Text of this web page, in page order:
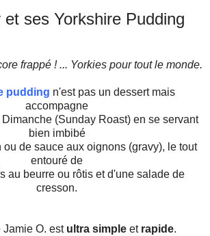
ses Yorkshire Pudding
frappé ! ... Yorkies pour tout le monde.
pudding n'est pas un dessert mais
accompagne
(Sunday Roast) en se servant
bien imbibé
de sauce aux oignons (gravy), le tout
entouré de
au beurre ou rôtis et d'une salade de
cresson.
Jamie O. est ultra simpleet rapide.